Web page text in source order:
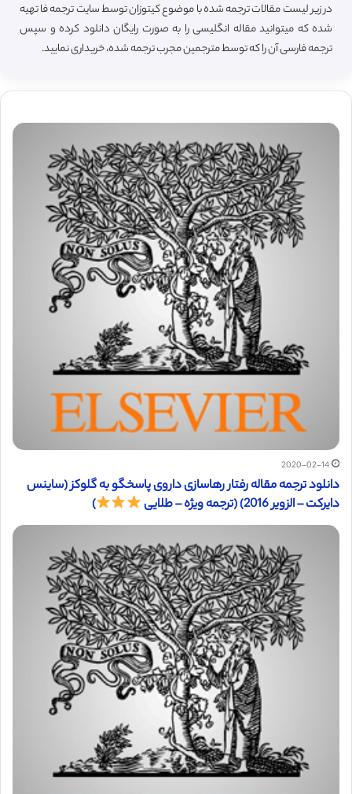
در زیر لیست مقالات ترجمه شده با موضوع کیتوزان توسط سایت ترجمه فا تهیه
شده که میتوانید مقاله انگلیسی را به صورت رایگان دانلود کرده و سپس
ترجمه فارسی آن را که توسط مترجمین مجرب ترجمه شده، خریداری نمایید.
2020-02-14
دانلود ترجمه مقاله رفتار رهاسازی داروی پاسخگو به گلوکز (ساینس
دایرکت – الزویر 2016) (ترجمه ویژه – طلایی
)